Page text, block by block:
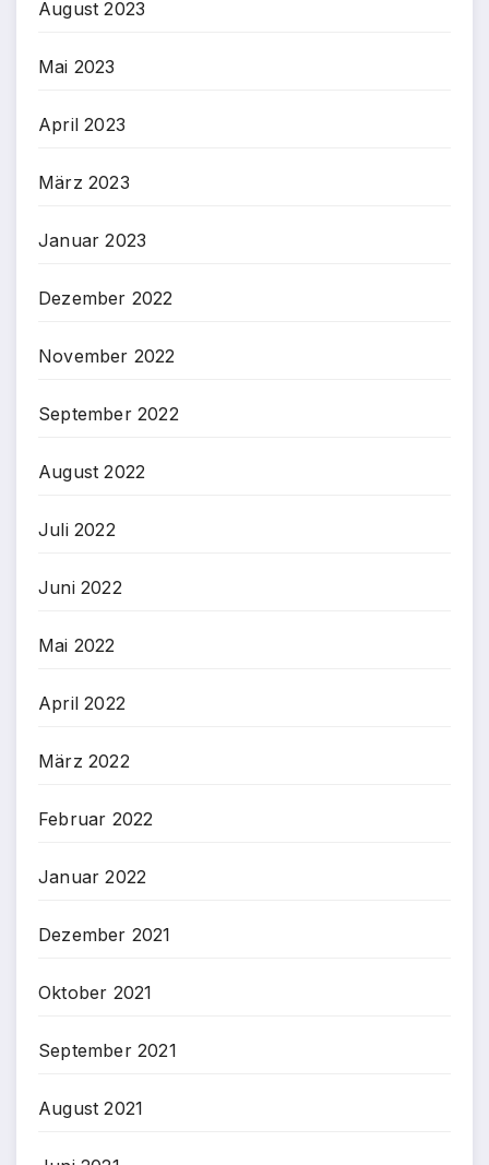
August 2023
Mai 2023
April 2023
März 2023
Januar 2023
Dezember 2022
November 2022
September 2022
August 2022
Juli 2022
Juni 2022
Mai 2022
April 2022
März 2022
Februar 2022
Januar 2022
Dezember 2021
Oktober 2021
September 2021
August 2021